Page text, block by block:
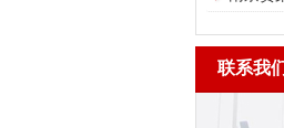
联系我